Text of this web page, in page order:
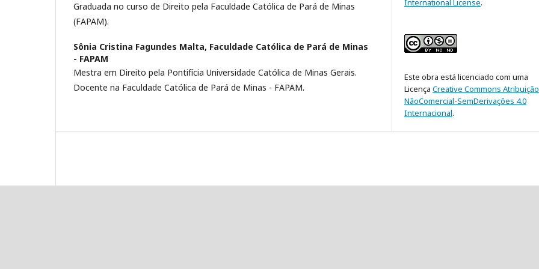
Graduada no curso de Direito pela Faculdade Católica de Pará de Minas
(FAPAM).
Sônia Cristina Fagundes Malta, Faculdade Católica de Pará de Minas
- FAPAM
Mestra em Direito pela Pontifícia Universidade Católica de Minas Gerais.
Docente na Faculdade Católica de Pará de Minas - FAPAM.
International License.
Este obra está licenciado com uma
Licença Creative Commons
NãoComercial-SemDerivações 4.0
Internacional.